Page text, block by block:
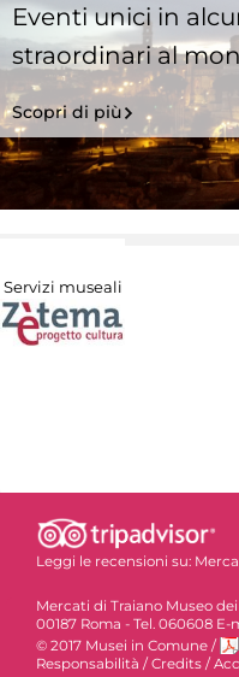
Eventi unici in
straordinari al
Scopri di più
Servizi museali
Leggi le recensioni su:
Mercati di Traiano Museo
00187 Roma - Tel. 060608
© 2017 Musei in Comune /
Responsabilità /Credits /